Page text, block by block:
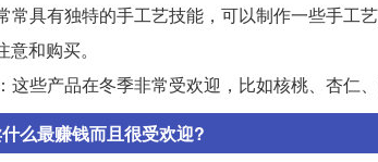
常具有独特的手工艺技能，可以制作一些手工
和购买。
这些产品在冬季非常受欢迎，比如核桃、杏仁
么最赚钱而且很受欢迎?